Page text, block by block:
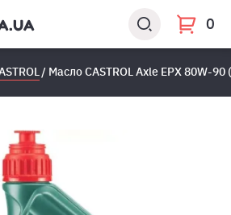
0
Масло CASTROL Axle EPX 80W-90